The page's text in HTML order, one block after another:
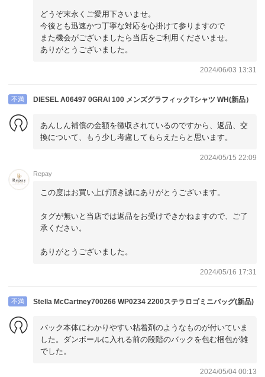
どうぞ末永くご愛用下さいませ。
今後とも迅速かつ丁寧な対応を心掛けて参りますので
また機会がございましたら当店をご利用くださいませ。
ありがとうございました。
2024/06/03 13:31
不満 DIESEL A06497 0GRAI 100 メンズグラフィックTシャツ WH(新品）
あんしん補償の金額を徴収されているのですから、返品、交
換について、もう少し考慮してもらえたらと思います。
2024/05/15 22:09
Repay
この度はお買い上げ頂き誠にありがとうございます。
タグが無いと当店では返品をお受けできかねますので、ご了
承ください。
ありがとうございました。
2024/05/16 17:31
不満 Stella McCartney700266 WP0234 2200ステラロゴミニバッグ(新品)
バック本体にわかりやすい粘着剤のようなものが付いていま
した。ダンボールに入れる前の段階のバックを包む梱包が雑
でした。
2024/05/04 00:13